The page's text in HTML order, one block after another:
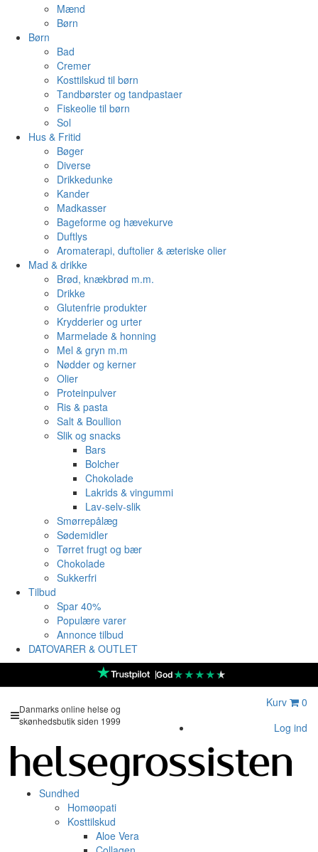
Mænd
Børn
Børn
Bad
Cremer
Kosttilskud til børn
Tandbørster og tandpastaer
Fiskeolie til børn
Sol
Hus & Fritid
Bøger
Diverse
Drikkedunke
Kander
Madkasser
Bageforme og hævekurve
Duftlys
Aromaterapi, duftolier & æteriske olier
Mad & drikke
Brød, knækbrød m.m.
Drikke
Glutenfrie produkter
Krydderier og urter
Marmelade & honning
Mel & gryn m.m
Nødder og kerner
Olier
Proteinpulver
Ris & pasta
Salt & Boullion
Slik og snacks
Bars
Bolcher
Chokolade
Lakrids & vingummi
Lav-selv-slik
Smørrepålæg
Sødemidler
Tørret frugt og bær
Chokolade
Sukkerfri
Tilbud
Spar 40%
Populære varer
Annonce tilbud
DATOVARER & OUTLET
God★★★★★
Danmarks online helse og
skønhedsbutik siden 1999
Kurv
0
Log ind
Sundhed
Homøopati
Kosttilskud
Aloe Vera